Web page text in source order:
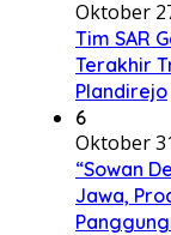
Oktober
Tim SAR
Terakhir
Plandirejo
6
Oktober
“Sowan
Jawa,